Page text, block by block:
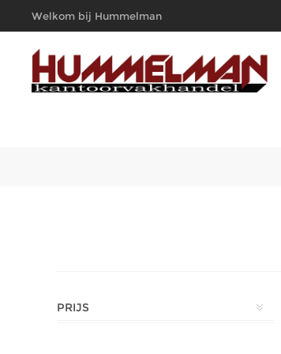
Welkom bij Hummelman
Kantoorvakhandel
PRIJS